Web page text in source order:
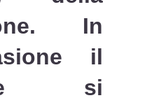
In
il
si